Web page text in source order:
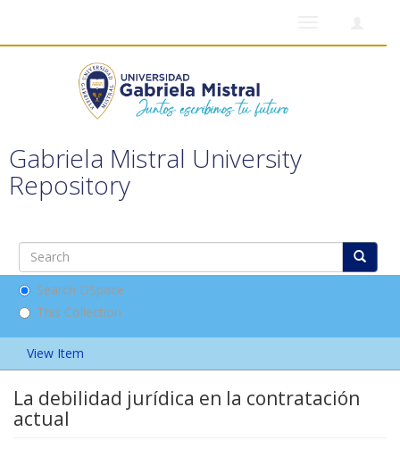
Gabriela Mistral University
Repository
Search DSpace
This Collection
View Item
La debilidad jurídica en la contratación
actual